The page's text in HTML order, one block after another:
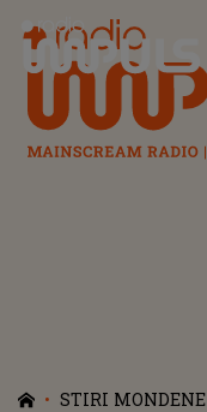
Radio Impuls
STIRI MONDENE